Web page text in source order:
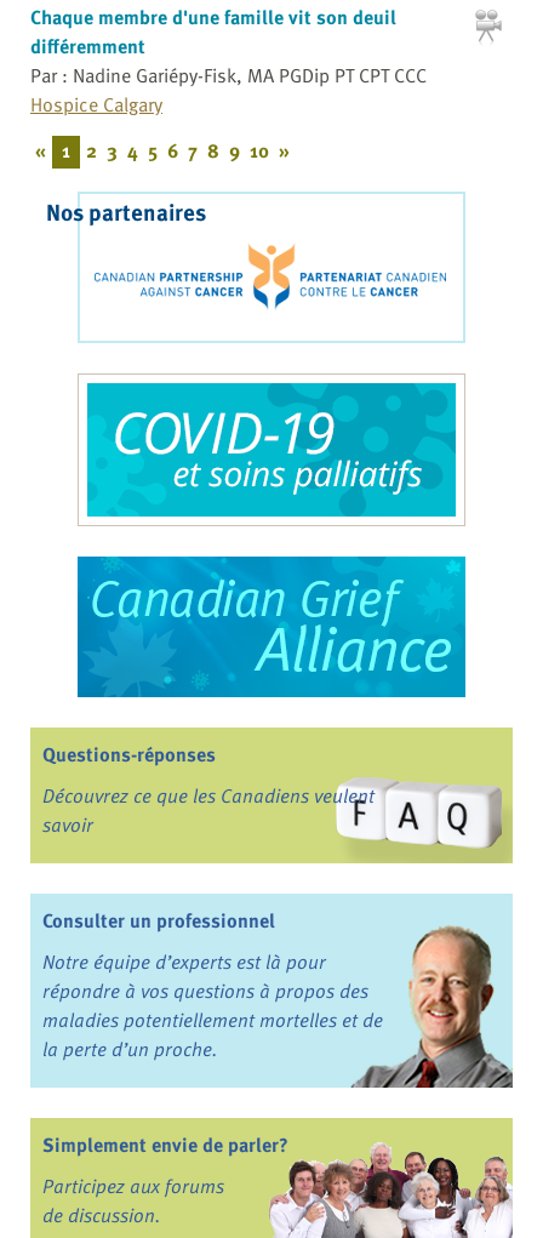
Chaque membre d'une famille vit son deuil
différemment
Par : Nadine Gariépy-Fisk, MA PGDip PT CPT CCC
Hospice Calgary
« 1 2 3 4 5 6 7 8 9 10 »
Nos partenaires
Questions-réponses
Découvrez ce que les Canadiens veulent
savoir
Consulter un professionnel
Notre équipe d’experts est là pour
répondre à vos questions à propos des
maladies potentiellement mortelles et de
la perte d’un proche.
Simplement envie de parler?
Participez aux forums
de discussion.